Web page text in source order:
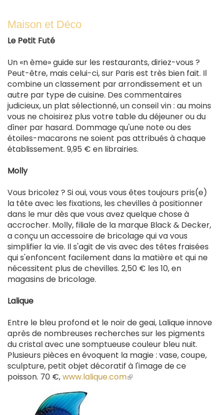
Maison et Déco
Le Petit Futé
Un «n ème» guide sur les restaurants, diriez-vous ?
Peut-être, mais celui-ci, sur Paris est très bien fait. Il
combine un classement par arrondissement et un
autre par type de cuisine. Des commentaires
judicieux, un plat sélectionné, un conseil vin : au moins
vous ne choisirez plus votre table du déjeuner ou du
dîner par hasard. Dommage qu'une note ou des
étoiles-macarons ne soient pas attribués à chaque
établissement. 9,95 € en librairies.
Molly
Vous bricolez ? Si oui, vous vous êtes toujours pris(e)
la tête avec les fixations, les chevilles à positionner
dans le mur dès que vous avez quelque chose à
accrocher. Molly, filiale de la marque Black & Decker,
a conçu un accessoire de bricolage qui va vous
simplifier la vie. Il s'agit de vis avec des têtes fraisées
qui s'enfoncent facilement dans la matière et qui ne
nécessitent plus de chevilles. 2,50 € les 10, en
magasins de bricolage.
Lalique
Entre le bleu profond et le noir de geai, Lalique innove
après de nombreuses recherches sur les pigments
du cristal avec une somptueuse couleur bleu nuit.
Plusieurs pièces en évoquent la magie : vase, coupe,
sculpture, petit objet décoratif à l'image de ce
poisson. 70 €,www.lalique.com(le